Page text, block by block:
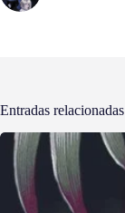
Entradas relacionadas